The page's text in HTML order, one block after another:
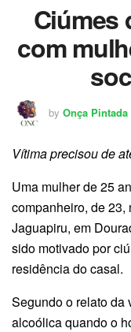
Ciúmes
com
by Onça Pintada
Vítima precisou de
Uma mulher de 25
companheiro, de
Jaguapiru, em
sido motivado por
residência do casal.
Segundo o relato da
alcoólica quando o